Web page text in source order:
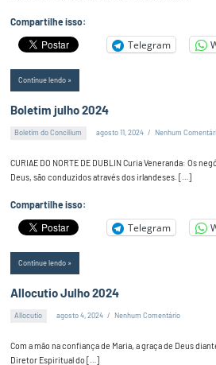
Compartilhe isso:
Telegram
Continue lendo
Boletim julho 2024
Boletim do Concilium agosto 11, 2024 Nenhum
CURIAE DO NORTE DE DUBLIN Curia Veneranda: Os
Deus, são conduzidos através dos irlandeses. […]
Compartilhe isso:
Telegram
Continue lendo
Allocutio Julho 2024
Allocutio agosto 4, 2024 Nenhum Comentário
Com a mão na confiança de Maria, a graça de Deus
Diretor Espiritual do […]